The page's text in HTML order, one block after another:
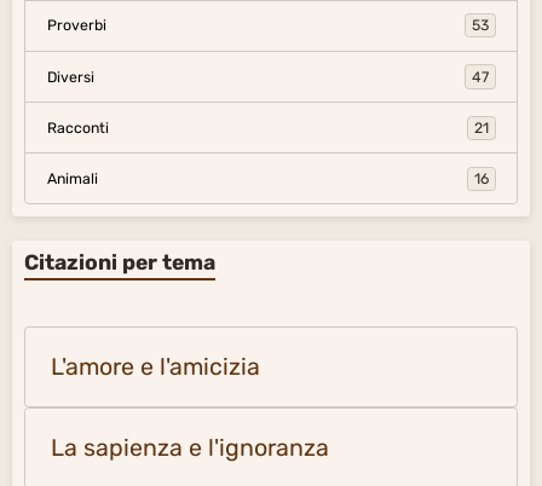
Proverbi 53
Diversi 47
Racconti 21
Animali 16
Citazioni per tema
L'amore e l'amicizia
La sapienza e l'ignoranza